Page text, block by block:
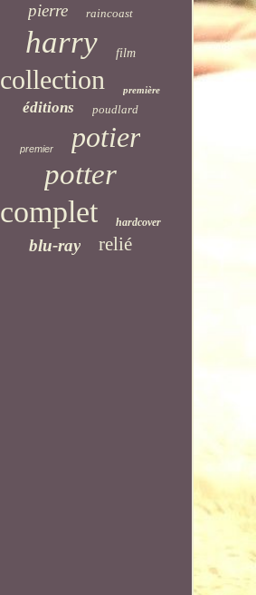
pierre raincoast
harry film
collection première
éditions poudlard
premier
potier
potter
complet hardcover
blu-ray relié